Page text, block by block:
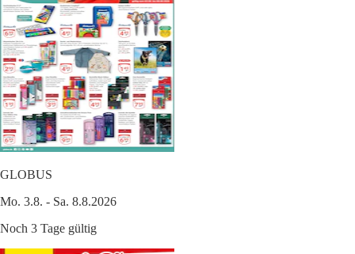
GLOBUS
Mo. 3.8. - Sa. 8.8.2026
Noch 3 Tage gültig